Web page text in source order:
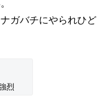
ガバチにやられひど
烈